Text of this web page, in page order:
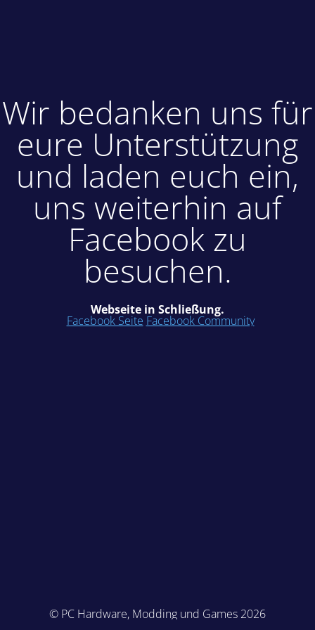
Wir bedanken uns für
eure Unterstützung
und laden euch ein,
uns weiterhin auf
Facebook zu
besuchen.
Webseite in Schließung.
Facebook Seite Facebook Community
© PC Hardware, Modding und Games 2026